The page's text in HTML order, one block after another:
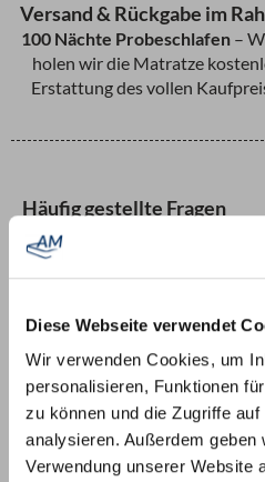
Diese Webseite verwendet
Wir verwenden Cookies, um
personalisieren, Funktionen
zu können und die Zugriffe
analysieren. Außerdem
Verwendung unserer Website
Versand & Rückgabe im
100 Nächte Probeschlafen –
holen wir die Matratze
Erstattung des vollen
Häufig gestellte Fragen
Welchen Härtegrad soll ich wählen?
Kann ich meine Matratze in einen
Wo werden die Matratzen gefertigt?
Warum werden große Matratzen
getrennten Kernen geliefert?